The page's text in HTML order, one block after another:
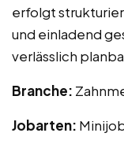
erfolgt
und einladend
verlässlich
Branche:
Jobarten: